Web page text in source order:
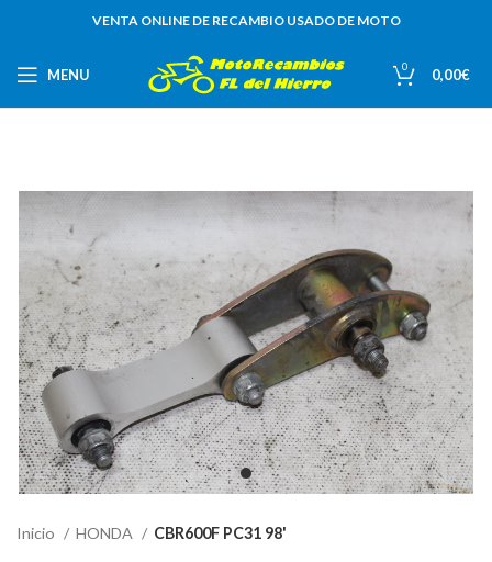
VENTA ONLINE DE RECAMBIO USADO DE MOTO
MENU 0 0,00€
Inicio HONDA CBR600F PC31 98'